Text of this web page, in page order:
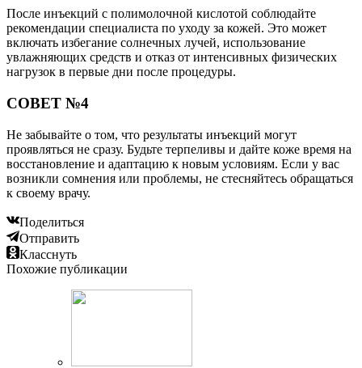
После инъекций с полимолочной кислотой соблюдайте
рекомендации специалиста по уходу за кожей. Это может
включать избегание солнечных лучей, использование
увлажняющих средств и отказ от интенсивных физических
нагрузок в первые дни после процедуры.
СОВЕТ №4
Не забывайте о том, что результаты инъекций могут
проявляться не сразу. Будьте терпеливы и дайте коже время на
восстановление и адаптацию к новым условиям. Если у вас
возникли сомнения или проблемы, не стесняйтесь обращаться
к своему врачу.
Поделиться
Отправить
Класснуть
Похожие публикации